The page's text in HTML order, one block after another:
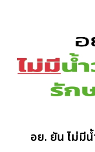
อย. ยัน ไม่มีน้